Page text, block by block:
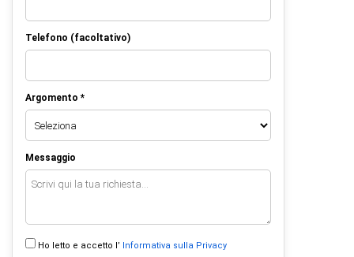
Telefono (facoltativo)
Argomento *
Messaggio
Ho letto e accetto l’ Informativa sulla Privacy